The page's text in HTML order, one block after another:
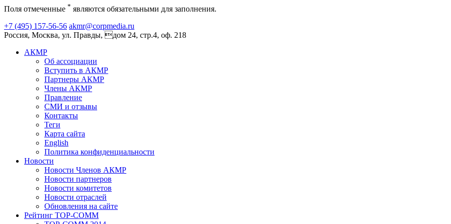
Поля отмеченные * являются обязательными для заполнения.
+7 (495) 157-56-56 akmr@corpmedia.ru
Россия, Москва, ул. Правды, дом 24, стр.4, оф. 218
АКМР
Об ассоциации
Вступить в АКМР
Партнеры АКМР
Члены АКМР
Правление
СМИ и отзывы
Контакты
Теги
Карта сайта
English
Политика конфиденциальности
Новости
Новости Членов АКМР
Новости партнеров
Новости комитетов
Новости отраслей
Обновления на сайте
Рейтинг TOP-COMM